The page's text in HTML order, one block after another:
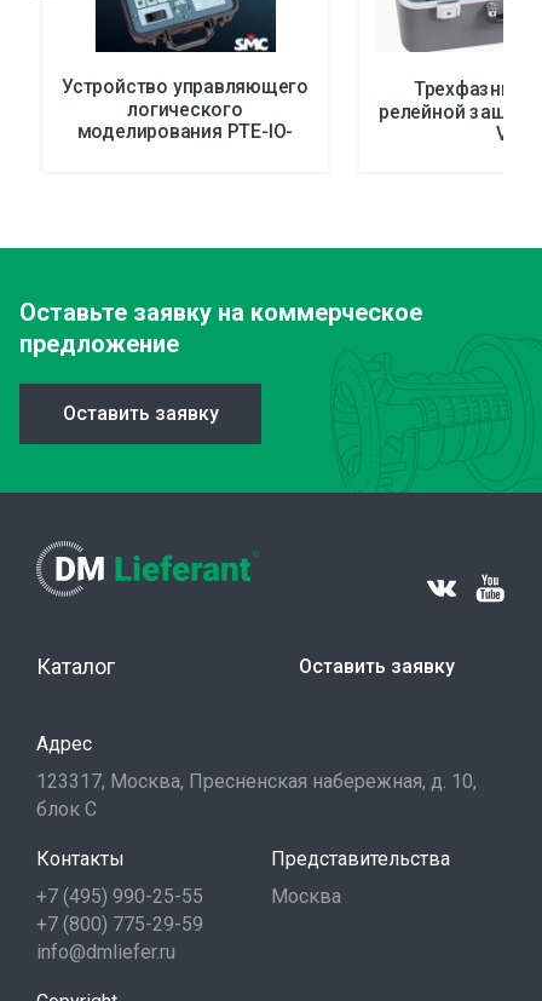
Устройство управляющего
логического
моделирования PTE-IO-
Трехфазный
релейной защиты
V
Оставьте заявку на коммерческое
предложение
Оставить заявку
Каталог Оставить заявку
Адрес
123317, Москва, Пресненская набережная, д. 10,
блок С
Контакты
+7 (495) 990-25-55
+7 (800) 775-29-59
info@dmliefer.ru
Представительства
Москва